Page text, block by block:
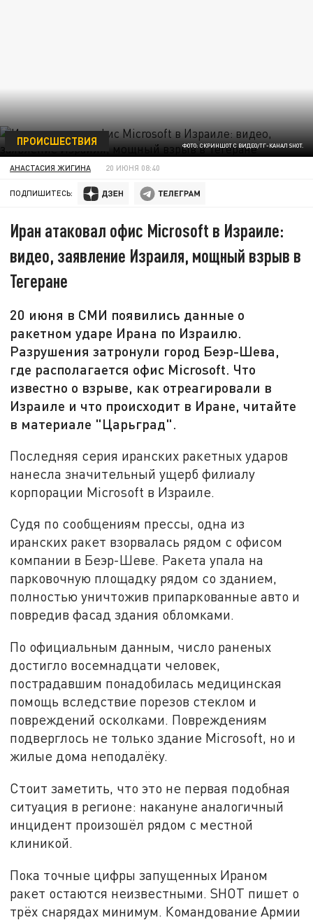
ФОТО: СКРИНШОТ С ВИДЕО/ТГ-КАНАЛ SHOT.
ПРОИСШЕСТВИЯ
АНАСТАСИЯ ЖИГИНА 20 ИЮНЯ 08:40
ПОДПИШИТЕСЬ:
Иран атаковал офис Microsoft в Израиле:
видео, заявление Израиля, мощный взрыв в
Тегеране
20 июня в СМИ появились данные о
ракетном ударе Ирана по Израилю.
Разрушения затронули город Беэр-Шева,
где располагается офис Microsoft. Что
известно о взрыве, как отреагировали в
Израиле и что происходит в Иране, читайте
в материале "Царьград".
Последняя серия иранских ракетных ударов
нанесла значительный ущерб филиалу
корпорации Microsoft в Израиле.
Судя по сообщениям прессы, одна из
иранских ракет взорвалась рядом с офисом
компании в Беэр-Шеве. Ракета упала на
парковочную площадку рядом со зданием,
полностью уничтожив припаркованные авто и
повредив фасад здания обломками.
По официальным данным, число раненых
достигло восемнадцати человек,
пострадавшим понадобилась медицинская
помощь вследствие порезов стеклом и
повреждений осколками. Повреждениям
подверглось не только здание Microsoft, но и
жилые дома неподалёку.
Стоит заметить, что это не первая подобная
ситуация в регионе: накануне аналогичный
инцидент произошёл рядом с местной
клиникой.
Пока точные цифры запущенных Ираном
ракет остаются неизвестными. SHOТ пишет о
трёх снарядах минимум. Командование Армии